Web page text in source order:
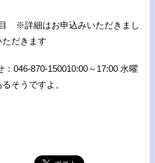
※詳細はお申込みいただきまし
だきます
046-870-150010:00～17:00 水曜
うですよ。